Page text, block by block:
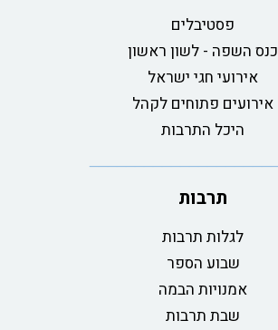
פסטיבלים
כנס השפה - לשון ראשון
אירועי חגי ישראל
אירועים פתוחים לקהל
היכל התרבות
תרבות
לגלות תרבות
שבוע הספר
אמנויות הבמה
שבת תרבות